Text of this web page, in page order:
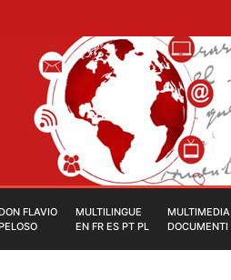
FLAVIO
MULTILINGUE
EN FR ES PT PL
MULTIMEDIA
DOCUMENTI